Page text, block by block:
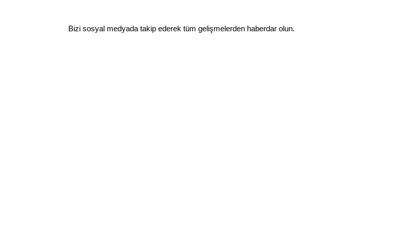
Bizi sosyal medyada takip ederek tüm gelişmelerden haberdar olun.